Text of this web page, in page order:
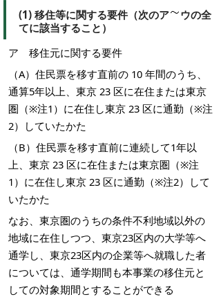
(1) 移住等に関する要件（次のア
ウの全
てに該当すること）
ア 移住元に関する要件
（A）住民票を移す直前の 10 年間のうち、
通算5年以上、東京 23 区に在住または東京
圏（※注1）に在住し東京 23 区に通勤（※注
2）していたかた
（B）住民票を移す直前に連続して1年以
上、東京 23 区に在住または東京圏（※注
1）に在住し東京 23 区に通勤（※注2）して
いたかた
なお、東京圏のうちの条件不利地域以外の
地域に在住しつつ、東京23区内の大学等へ
通学し、東京23区内の企業等へ就職した者
については、通学期間も本事業の移住元と
しての対象期間とすることができる